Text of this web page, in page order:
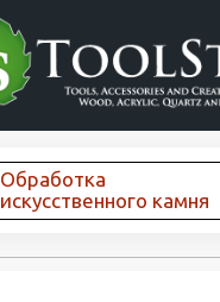
Обработка
искусственного камня